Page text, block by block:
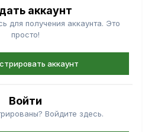
аккаунт
для получения аккаунта. Это
просто!
аккаунт
Войти
Войдите здесь.